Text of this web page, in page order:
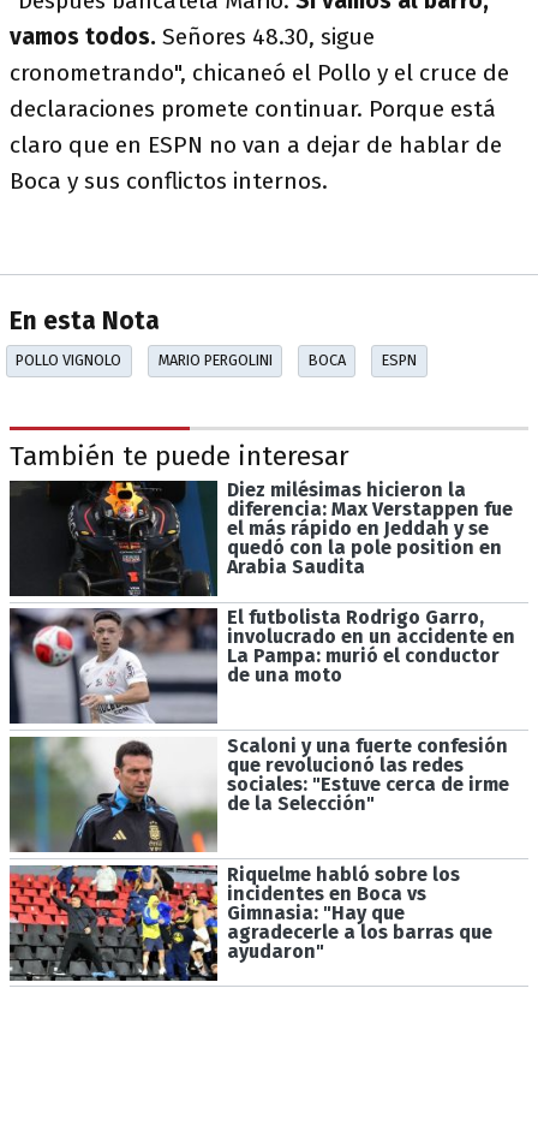
vamos todos. Señores 48.30, sigue
cronometrando", chicaneó el Pollo y el cruce de
declaraciones promete continuar. Porque está
claro que en ESPN no van a dejar de hablar de
Boca y sus conflictos internos.
En esta Nota
POLLO VIGNOLO MARIO PERGOLINI BOCA ESPN
También te puede interesar
Diez milésimas hicieron la
diferencia: Max Verstappen fue
el más rápido en Jeddah y se
quedó con la pole position en
Arabia Saudita
El futbolista Rodrigo Garro,
involucrado en un accidente en
La Pampa: murió el conductor
de una moto
Scaloni y una fuerte confesión
que revolucionó las redes
sociales: "Estuve cerca de irme
de la Selección"
Riquelme habló sobre los
incidentes en Boca vs
Gimnasia: "Hay que
agradecerle a los barras que
ayudaron"